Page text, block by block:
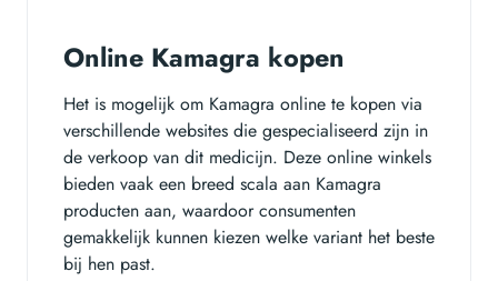
Online Kamagra kopen
Het is mogelijk om Kamagra online te kopen via
verschillende websites die gespecialiseerd zijn in
de verkoop van dit medicijn. Deze online winkels
bieden vaak een breed scala aan Kamagra
producten aan, waardoor consumenten
gemakkelijk kunnen kiezen welke variant het beste
bij hen past.